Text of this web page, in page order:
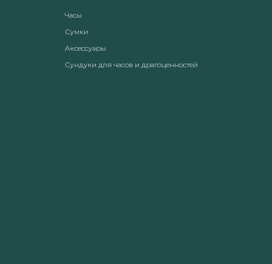
Часы
Сумки
Аксессуары
Сундуки для часов и драгоценностей